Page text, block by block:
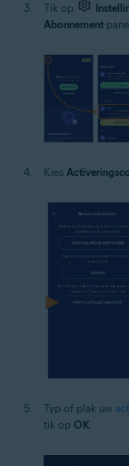
Tik op
Abonnement
Kies
Typ of plak uw
tik op OK.